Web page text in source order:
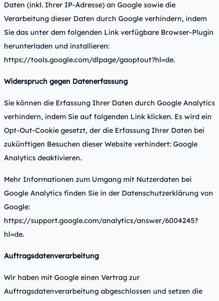
Daten (inkl. Ihrer IP-Adresse) an Google sowie die
Verarbeitung dieser Daten durch Google verhindern, indem
Sie das unter dem folgenden Link verfügbare Browser-Plugin
herunterladen und installieren:
https://tools.google.com/dlpage/gaoptout?hl=de.
Widerspruch gegen Datenerfassung
Sie können die Erfassung Ihrer Daten durch Google Analytics
verhindern, indem Sie auf folgenden Link klicken. Es wird ein
Opt-Out-Cookie gesetzt, der die Erfassung Ihrer Daten bei
zukünftigen Besuchen dieser Website verhindert: Google
Analytics deaktivieren.
Mehr Informationen zum Umgang mit Nutzerdaten bei
Google Analytics finden Sie in der Datenschutzerklärung von
Google:
https://support.google.com/analytics/answer/6004245?
hl=de.
Auftragsdatenverarbeitung
Wir haben mit Google einen Vertrag zur
Auftragsdatenverarbeitung abgeschlossen und setzen die